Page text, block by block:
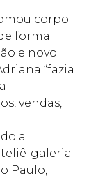
corpo
forma
e novo
“fazia
vendas,
a
galeria
Paulo,